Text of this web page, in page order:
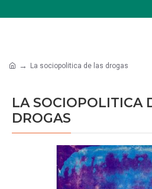
La sociopolitica de las drogas
LA SOCIOPOLITICA
DROGAS